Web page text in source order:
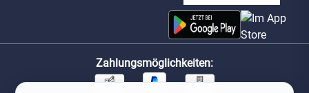
Zahlungsmöglichkeiten: